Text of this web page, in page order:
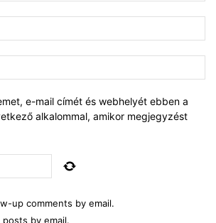
e-mail címét és webhelyét ebben a
alkalommal, amikor megjegyzést
up comments by email.
by email.